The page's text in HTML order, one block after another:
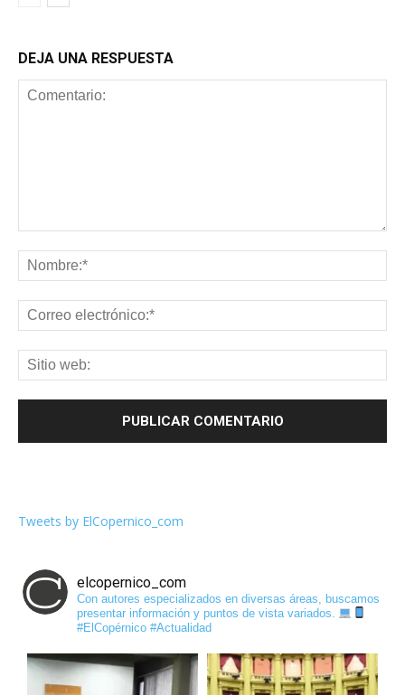
DEJA UNA RESPUESTA
Tweets by ElCopernico_com
elcopernico_com
Con autores especializados en diversas áreas, buscamos
presentar información y puntos de vista variados.
#ElCopérnico #Actualidad